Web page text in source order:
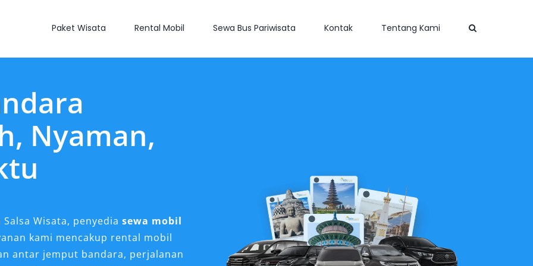
Paket Wisata Rental Mobil Sewa Bus Pariwisata Kontak Tentang Kami
Nyaman,
Wisata, penyediasewa mobil
kami mencakup rental mobil
antar jemput bandara, perjalanan